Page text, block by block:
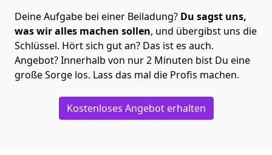
Deine Aufgabe bei einer Beiladung? Du sagst uns,
was wir alles machen sollen, und übergibst uns die
Schlüssel. Hört sich gut an? Das ist es auch.
Angebot? Innerhalb von nur 2 Minuten bist Du eine
große Sorge los. Lass das mal die Profis machen.
Kostenloses Angebot erhalten